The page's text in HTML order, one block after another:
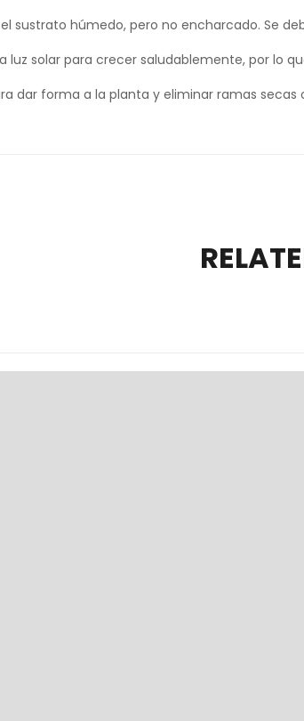
sustrato húmedo, pero no encharcado. Se
luz solar para crecer saludablemente, por lo
dar forma a la planta y eliminar ramas